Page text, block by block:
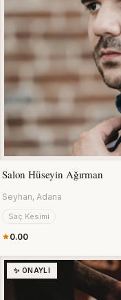
Salon Hüseyin Ağırman
Seyhan, Adana
Saç Kesimi
0.00
✨ ONAYLI